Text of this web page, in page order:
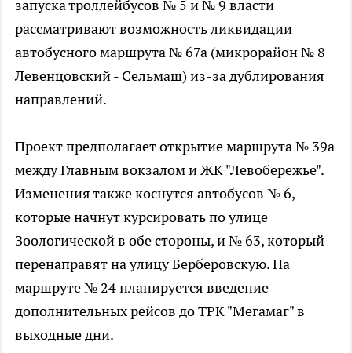
запуска троллейбусов № 5 и № 9 власти
рассматривают возможность ликвидации
автобусного маршрута № 67а (микрорайон № 8
Левенцовский - Сельмаш) из-за дублирования
направлений.
Проект предполагает открытие маршрута № 39а
между Главным вокзалом и ЖК "Левобережье".
Изменения также коснутся автобусов № 6,
которые начнут курсировать по улице
Зоологической в обе стороны, и № 63, который
перенаправят на улицу Берберовскую. На
маршруте № 24 планируется введение
дополнительных рейсов до ТРК "Мегамаг" в
выходные дни.